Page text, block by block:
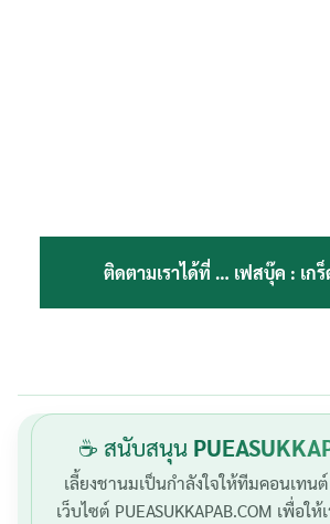
ติดตามเราได้ที่ … เฟสบุ๊ค : เก
☕ สนับสนุน
เลี้ยงชานมเป็นกำลังใจให้ทีมคอนเท
เว็บไซต์ PUEASUKKAPAB.COM เพื่อใ